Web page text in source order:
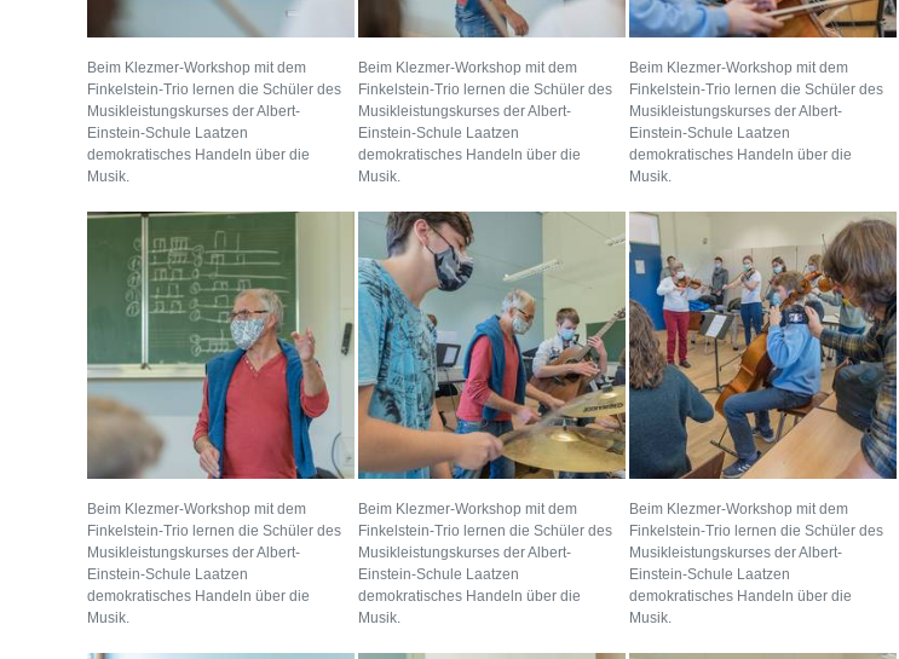
Beim Klezmer-Workshop mit dem
Finkelstein-Trio lernen die Schüler des
Musikleistungskurses der Albert-
Einstein-Schule Laatzen
demokratisches Handeln über die
Musik.
Beim Klezmer-Workshop mit dem
Finkelstein-Trio lernen die Schüler des
Musikleistungskurses der Albert-
Einstein-Schule Laatzen
demokratisches Handeln über die
Musik.
Beim Klezmer-Workshop mit dem
Finkelstein-Trio lernen die Schüler des
Musikleistungskurses der Albert-
Einstein-Schule Laatzen
demokratisches Handeln über die
Musik.
Beim Klezmer-Workshop mit dem
Finkelstein-Trio lernen die Schüler des
Musikleistungskurses der Albert-
Einstein-Schule Laatzen
demokratisches Handeln über die
Musik.
Beim Klezmer-Workshop mit dem
Finkelstein-Trio lernen die Schüler des
Musikleistungskurses der Albert-
Einstein-Schule Laatzen
demokratisches Handeln über die
Musik.
Beim Klezmer-Workshop mit dem
Finkelstein-Trio lernen die Schüler des
Musikleistungskurses der Albert-
Einstein-Schule Laatzen
demokratisches Handeln über die
Musik.